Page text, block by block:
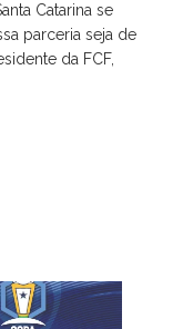
Catarina se
parceria seja de
da FCF,